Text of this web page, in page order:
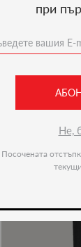
при
Не,
Посочената